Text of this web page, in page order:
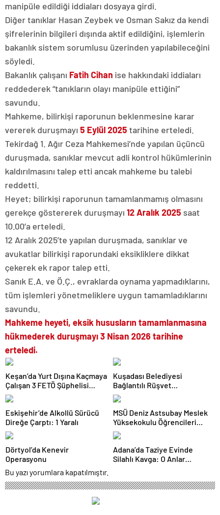
manipüle edildiği iddiaları dosyaya girdi.
Diğer tanıklar Hasan Zeybek ve Osman Sakız da kendi
şifrelerinin bilgileri dışında aktif edildiğini, işlemlerin
bakanlık sistem sorumlusu üzerinden yapılabileceğini
söyledi.
Bakanlık çalışanı Fatih Cihan ise hakkındaki iddiaları
reddederek “tanıkların olayı manipüle ettiğini”
savundu.
Mahkeme, bilirkişi raporunun beklenmesine karar
vererek duruşmayı 5 Eylül 2025 tarihine erteledi.
Tekirdağ 1. Ağır Ceza Mahkemesi’nde yapılan üçüncü
duruşmada, sanıklar mevcut adli kontrol hükümlerinin
kaldırılmasını talep etti ancak mahkeme bu talebi
reddetti.
Heyet; bilirkişi raporunun tamamlanmamış olmasını
gerekçe göstererek duruşmayı 12 Aralık 2025 saat
10.00’a erteledi.
12 Aralık 2025’te yapılan duruşmada, sanıklar ve
avukatlar bilirkişi raporundaki eksikliklere dikkat
çekerek ek rapor talep etti.
Sanık E.A. ve Ö.Ç., evraklarda oynama yapmadıklarını,
tüm işlemleri yönetmeliklere uygun tamamladıklarını
savundu.
Mahkeme heyeti, eksik hususların tamamlanmasına
hükmederek duruşmayı 3 Nisan 2026 tarihine
erteledi.
Keşan’da Yurt Dışına Kaçmaya
Çalışan 3 FETÖ Şüphelisi
Tutuklandı
Kuşadası Belediyesi
Bağlantılı Rüşvet
Operasyonunda 16 Şüpheli
Adliyeye Sevk Edildi
Eskişehir’de Alkollü Sürücü
Direğe Çarptı: 1 Yaralı
MSÜ Deniz Astsubay Meslek
Yüksekokulu Öğrencileri
Geleceğe Hazırlanıyor
Dörtyol’da Kenevir
Operasyonu
Adana’da Taziye Evinde
Silahlı Kavga: O Anlar
Bu yazı yorumlara kapatılmıştır.